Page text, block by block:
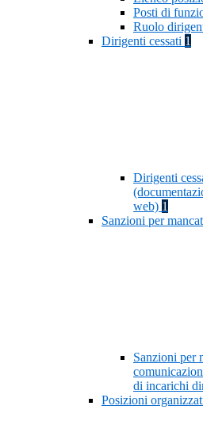
Posti di
Ruolo
Dirigenti cessati 1
Dirigenti
web) 1
Sanzioni per
Sanzioni per
di incarichi
Posizioni